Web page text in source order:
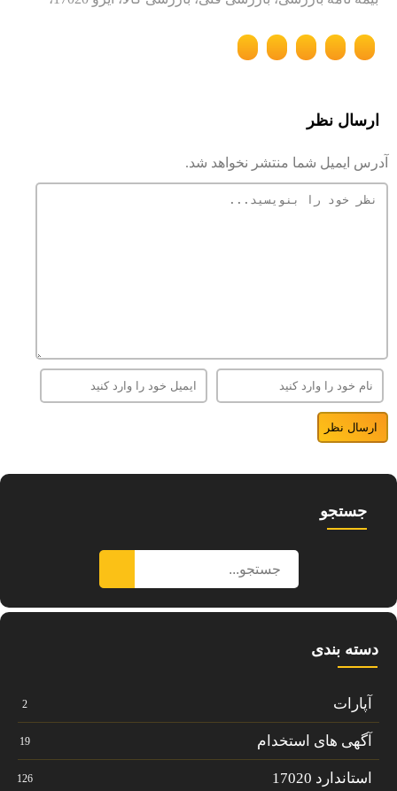
ارسال نظر
آدرس ایمیل شما منتشر نخواهد شد.
جستجو
دسته بندی
آپارات 2
آگهی های استخدام 19
استاندارد 17020 126